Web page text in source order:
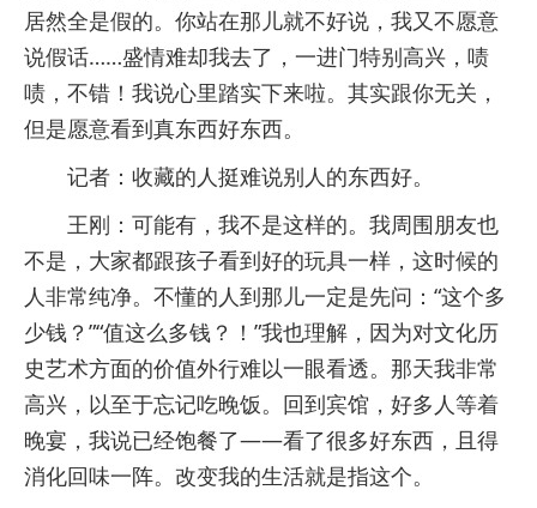
居然全是假的。你站在那儿就不好说，我又不愿意
说假话……盛情难却我去了，一进门特别高兴，啧
啧，不错！我说心里踏实下来啦。其实跟你无关，
但是愿意看到真东西好东西。
记者：收藏的人挺难说别人的东西好。
王刚：可能有，我不是这样的。我周围朋友也
不是，大家都跟孩子看到好的玩具一样，这时候的
人非常纯净。不懂的人到那儿一定是先问：“这个多
少钱？”“值这么多钱？！”我也理解，因为对文化历
史艺术方面的价值外行难以一眼看透。那天我非常
高兴，以至于忘记吃晚饭。回到宾馆，好多人等着
晚宴，我说已经饱餐了——看了很多好东西，且得
消化回味一阵。改变我的生活就是指这个。